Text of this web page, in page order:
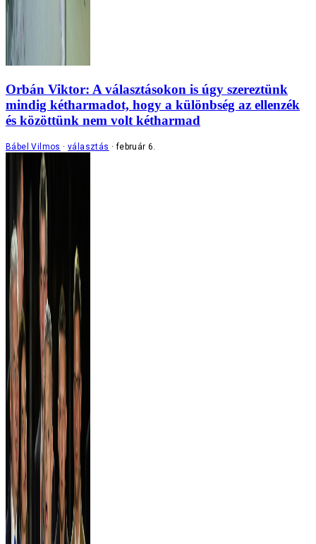
Orbán Viktor: A választásokon is úgy szereztünk
mindig kétharmadot, hogy a különbség az ellenzék
és közöttünk nem volt kétharmad
Bábel Vilmos választás február 6.